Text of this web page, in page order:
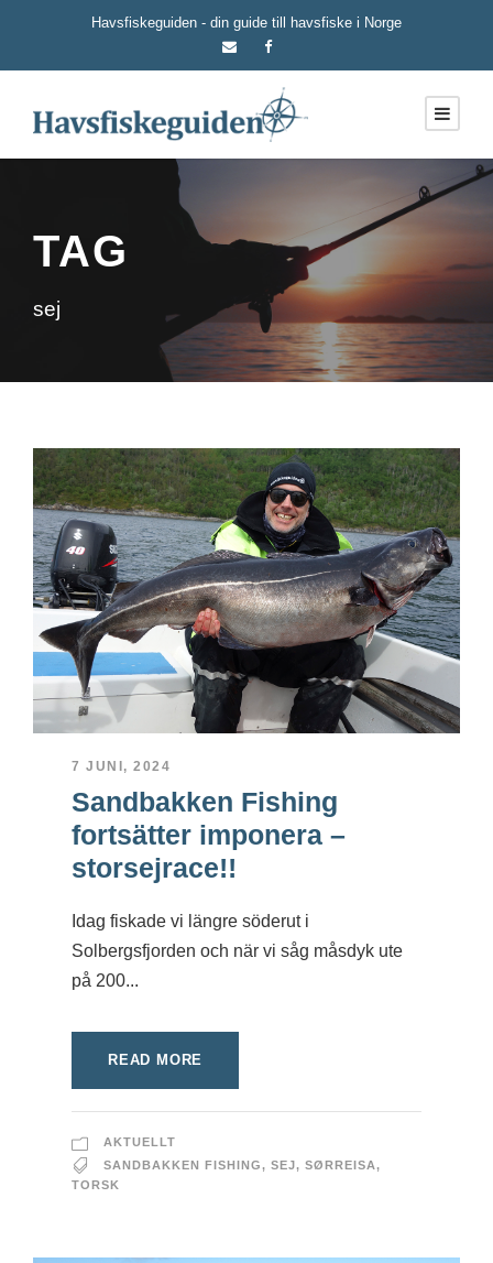
Havsfiskeguiden - din guide till havsfiske i Norge
TAG
sej
7 JUNI, 2024
Sandbakken Fishing
fortsätter imponera –
storsejrace!!
Idag fiskade vi längre söderut i
Solbergsfjorden och när vi såg måsdyk ute
på 200...
READ MORE
AKTUELLT
SANDBAKKEN FISHING, SEJ, SØRREISA,
TORSK